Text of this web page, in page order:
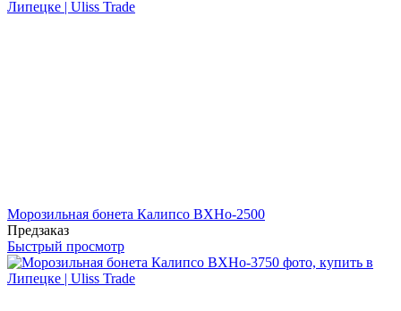
Морозильная бонета Калипсо ВХНо-2500
Предзаказ
Быстрый просмотр